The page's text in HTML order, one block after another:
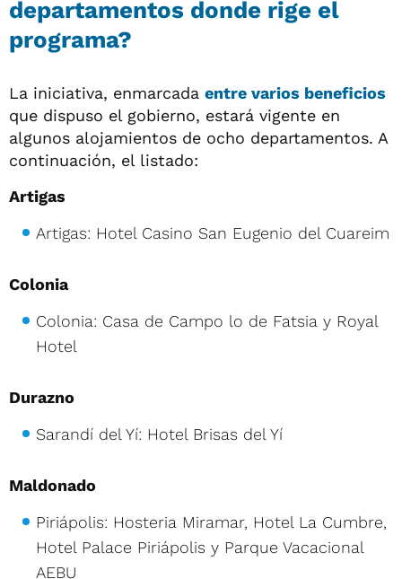
departamentos donde rige el
programa?
La iniciativa, enmarcada entre varios beneficios
que dispuso el gobierno, estará vigente en
algunos alojamientos de ocho departamentos. A
continuación, el listado:
Artigas
Artigas: Hotel Casino San Eugenio del Cuareim
Colonia
Colonia: Casa de Campo lo de Fatsia y Royal
Hotel
Durazno
Sarandí del Yí: Hotel Brisas del Yí
Maldonado
Piriápolis: Hosteria Miramar, Hotel La Cumbre,
Hotel Palace Piriápolis y Parque Vacacional
AEBU